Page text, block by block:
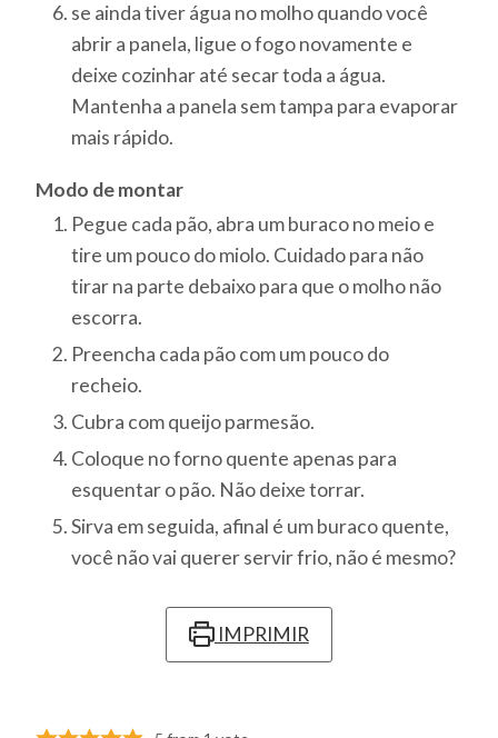
se ainda tiver água no molho quando você
abrir a panela, ligue o fogo novamente e
deixe cozinhar até secar toda a água.
Mantenha a panela sem tampa para evaporar
mais rápido.
Modo de montar
Pegue cada pão, abra um buraco no meio e
tire um pouco do miolo. Cuidado para não
tirar na parte debaixo para que o molho não
escorra.
Preencha cada pão com um pouco do
recheio.
Cubra com queijo parmesão.
Coloque no forno quente apenas para
esquentar o pão. Não deixe torrar.
Sirva em seguida, afinal é um buraco quente,
você não vai querer servir frio, não é mesmo?
IMPRIMIR